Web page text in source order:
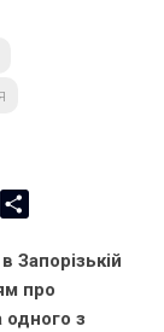
Pocket
Запорізькій
про
одного з